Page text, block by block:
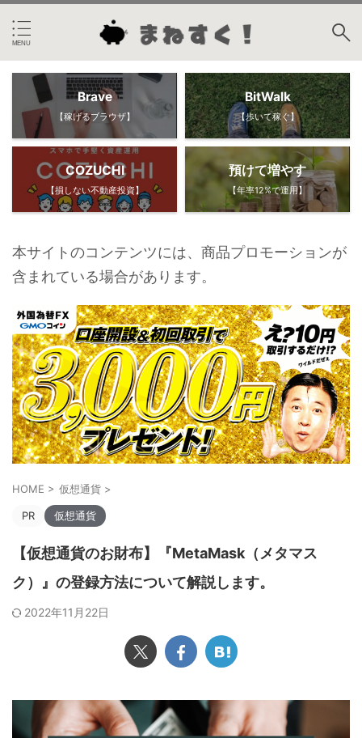
Brave
【稼げるブラウザ】
BitWalk
【歩いて稼ぐ】
COZUCHI
【損しない不動産投資】
預けて増やす
【年率12%で運用】
本サイトのコンテンツには、商品プロモーションが
含まれている場合があります。
HOME > 仮想通貨 >
PR 仮想通貨
【仮想通貨のお財布】『MetaMask（メタマス
ク）』の登録方法について解説します。
2022年11月22日